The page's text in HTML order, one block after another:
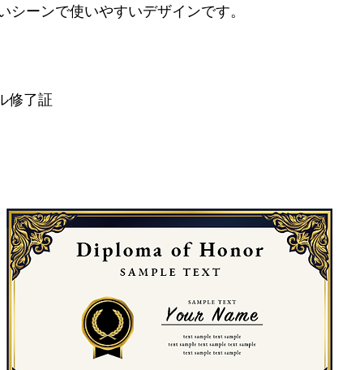
ーンで使いやすいデザインです。
修了証